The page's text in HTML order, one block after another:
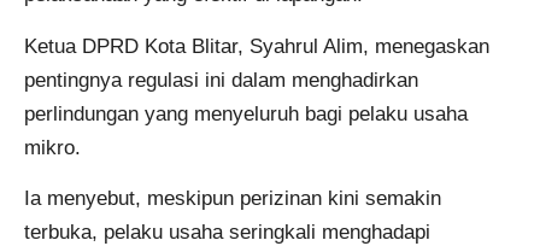
Ketua DPRD Kota Blitar, Syahrul Alim, menegaskan
pentingnya regulasi ini dalam menghadirkan
perlindungan yang menyeluruh bagi pelaku usaha
mikro.
Ia menyebut, meskipun perizinan kini semakin
terbuka, pelaku usaha seringkali menghadapi